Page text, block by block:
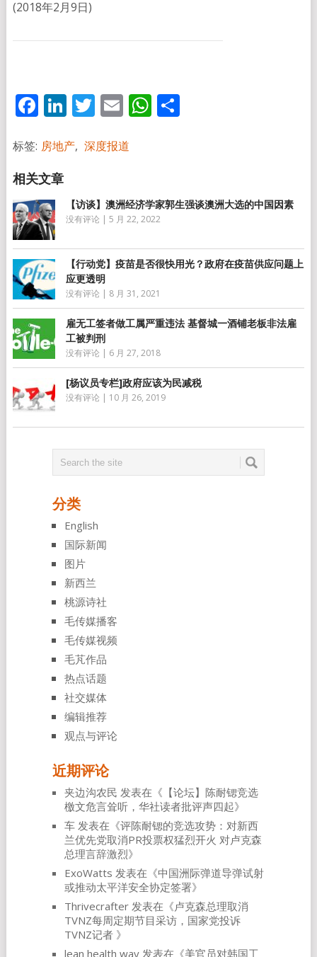
(2018年2月9日)
Facebook
LinkedIn
Twitter
EmailWhatsApp
分
标签: 房地产, 深度报道
【访谈】澳洲经济学家郭生强谈澳洲大选的中国因素
没有评论 | 5 月 22, 2022
【行动党】疫苗是否很快用光？政府在疫苗供应问题上
应更透明
没有评论 | 8 月 31, 2021
雇无工签者做工属严重违法 基督城一酒铺老板非法雇
工被判刑
没有评论 | 6 月 27, 2018
[杨议员专栏]政府应该为民减税
没有评论 | 10 月 26, 2019
分类
English
国际新闻
图片
新西兰
桃源诗社
毛传媒播客
毛传媒视频
毛芃作品
热点话题
社交媒体
编辑推荐
观点与评论
近期评论
夹边沟农民 发表在《 【论坛】陈耐锶竞选
檄文危言耸听，华社读者批评声四起》
车发表在《评陈耐锶的竞选攻势：对新西
兰优先党取消PR投票权猛烈开火 对卢克森
总理言辞激烈》
ExoWatts 发表在《中国洲际弹道导弹试射
或推动太平洋安全协定签署》
Thrivecrafter发表在《卢克森总理取消
TVNZ每周定期节目采访，国家党投诉
TVNZ记者 》
lean health way发表在《美官员对韩国工